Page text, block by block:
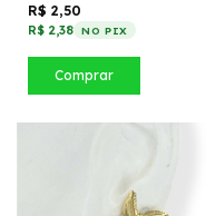
R$ 2,50
R$ 2,38 NO PIX
Comprar